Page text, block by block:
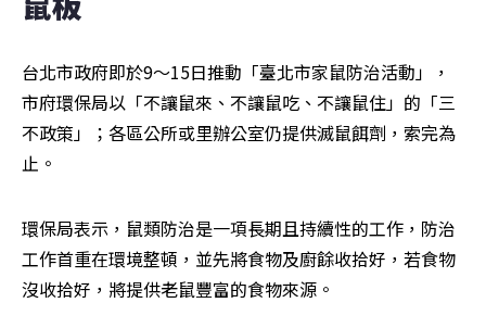
台北市政府即於9～15日推動「臺北市家鼠防治活動」，
市府環保局以「不讓鼠來、不讓鼠吃、不讓鼠住」的「三
不政策」；各區公所或里辦公室仍提供滅鼠餌劑，索完為
止。
環保局表示，鼠類防治是一項長期且持續性的工作，防治
工作首重在環境整頓，並先將食物及廚餘收拾好，若食物
沒收拾好，將提供老鼠豐富的食物來源。